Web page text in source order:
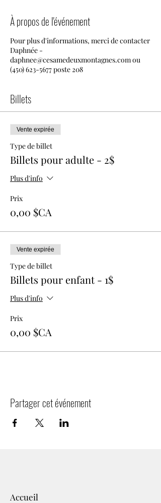
À propos de l'événement
Pour plus d'informations, merci de contacter
Daphnée -
daphnee@cesamedeuxmontagnes.com ou
(450) 623-5677 poste 208
Billets
Vente expirée
Type de billet
Billets pour adulte - 2$
Plus d'info
Prix
0,00 $CA
Vente expirée
Type de billet
Billets pour enfant - 1$
Plus d'info
Prix
0,00 $CA
Partager cet événement
Accueil